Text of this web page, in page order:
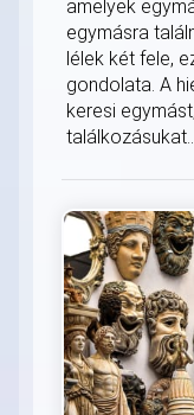
amelyek
egymásra
lélek két fele,
gondolata. A
keresi
találkozásukat...